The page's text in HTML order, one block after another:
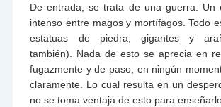
De entrada, se trata de una guerra. Un
intenso entre magos y mortífagos. Todo
estatuas de piedra, gigantes y
también). Nada de esto se aprecia en
fugazmente y de paso, en ningún
claramente. Lo cual resulta en un
no se toma ventaja de esto para